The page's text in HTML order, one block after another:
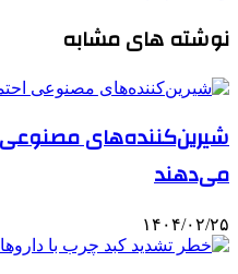
نوشته های مشابه
شیرین‌کننده‌های مصنوعی
می‌دهند
۱۴۰۴/۰۲/۲۵